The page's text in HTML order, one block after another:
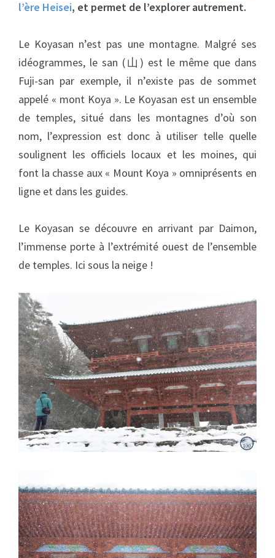
l’ère Heisei, et permet de l’explorer autrement.
Le Koyasan n’est pas une montagne. Malgré ses
idéogrammes, le san (山) est le même que dans
Fuji-san par exemple, il n’existe pas de sommet
appelé « mont Koya ». Le Koyasan est un ensemble
de temples, situé dans les montagnes d’où son
nom, l’expression est donc à utiliser telle quelle
soulignent les officiels locaux et les moines, qui
font la chasse aux « Mount Koya » omniprésents en
ligne et dans les guides.
Le Koyasan se découvre en arrivant par Daimon,
l’immense porte à l’extrémité ouest de l’ensemble
de temples. Ici sous la neige !